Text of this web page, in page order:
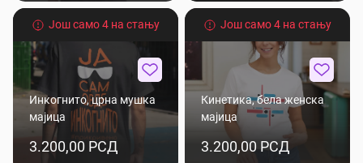
Још само 4 на стању
Инкогнито, црна мушка
мајица
3.200,00 РСД
Још само 4 на стању
Кинетика, бела женска
мајица
3.200,00 РСД